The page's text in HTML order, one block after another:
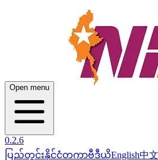
Open menu
0.2.6
ပြည်တွင်းနိုင်ငံတကာဗီဒီယိုEnglish中